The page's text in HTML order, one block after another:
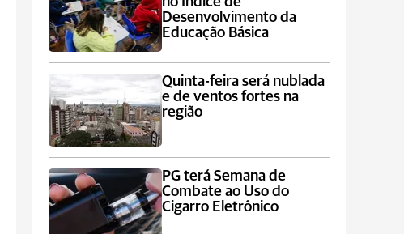
Desenvolvimento da
Educação Básica
Quinta-feira será nublada
e de ventos fortes na
região
PG terá Semana de
Combate ao Uso do
Cigarro Eletrônico